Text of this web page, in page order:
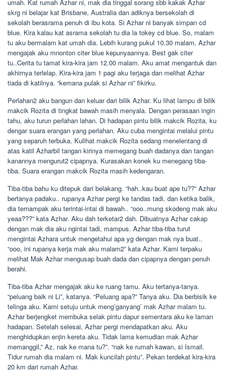
umah. Kat rumah Azhar ni, mak dia tinggal sorang sbb kakak Azhar
skrg ni belajar kat Brisbane, Australia dan adiknya bersekolah di
sekolah berasrama penuh di ibu kota. Si Azhar ni banyak simpan cd
blue. Kira kalau kat asrama sekolah tu dia la tokey cd blue. So, malam
tu aku bermalam kat umah dia. Lebih kurang pukul 10.30 malam, Azhar
mengajak aku mnonton citer blue kepunyaannya. Best gak citer
tu..Cerita tu tamat kira-kira jam 12.00 malam. Aku amat mengantuk dan
akhirnya terlelap. Kira-kira jam 1 pagi aku terjaga dan melihat Azhar
tiada di katilnya. “kemana pulak si Azhar ni” fikirku.
Perlahan2 aku bangun dan keluar dari bilik Azhar. Ku lihat lampu di bilik
makcik Rozita di tingkat bawah masih menyala. Dengan perasaan ingin
tahu, aku turun perlahan lahan. Di hadapan pintu bilik makcik Rozita, ku
dengar suara erangan yang perlahan. Aku cuba mengintai melalui pintu
yang separuh terbuka. Kulihat makcik Rozita sedang menelentang di
atas katil Azharbil tangan kirinya memegang buah dadanya dan tangan
kanannya mengurut2 cipapnya. Kurasakan konek ku menegang tiba-
tiba. Suara erangan makcik Rozita masih kedengaran.
Tiba-tiba bahu ku ditepuk dari belakang. “hah..kau buat ape tu??” Azhar
bertanya padaku.. rupanya Azhar pergi ke tandas tadi, dan ketika balik,
dia ternampak aku terintai-intai di bawah.. “ooo..mung skodeng mak aku
yeaa???” kata Azhar. Aku dah terketar2 dah. Dibuatnya Azhar cakap
dengan mak dia aku ngintai tadi, mampus. Azhar tiba-tiba turut
mengintai Azhara untuk mengetahui apa yg dengan mak nya buat..
“ooo, ini rupanya kerja mak aku malam2” kata Azhar. Kami terpaku
melihat Mak Azhar mengusap buah dada dan cipapnya dengan penuh
berahi.
Tiba-tiba Azhar mengajak aku ke ruang tamu. Aku tertanya-tanya.
“peluang baik ni Li”, katanya. “Peluang apa?” Tanya aku. Dia berbisik ke
telinga aku. Kami setuju untuk meng’ganyang’ mak Azhar malam tu.
Azhar berjengket membuka selak pintu dapur sementara aku ke laman
hadapan. Setelah selesai, Azhar pergi mendapatkan aku. Aku
menghidupkan enjin kereta aku. Tidak lama kemudian mak Azhar
memanggil,” Az, nak ke mana tu?”. “nak ke rumah kawan, si Ismail.
Tidur rumah dia malam ni. Mak kuncilah pintu”. Pekan terdekat kira-kira
20 km dari rumah Azhar.